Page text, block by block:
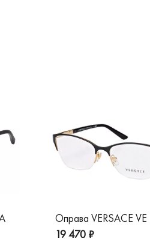
Оправа VERSACE VE
19 470 ₽